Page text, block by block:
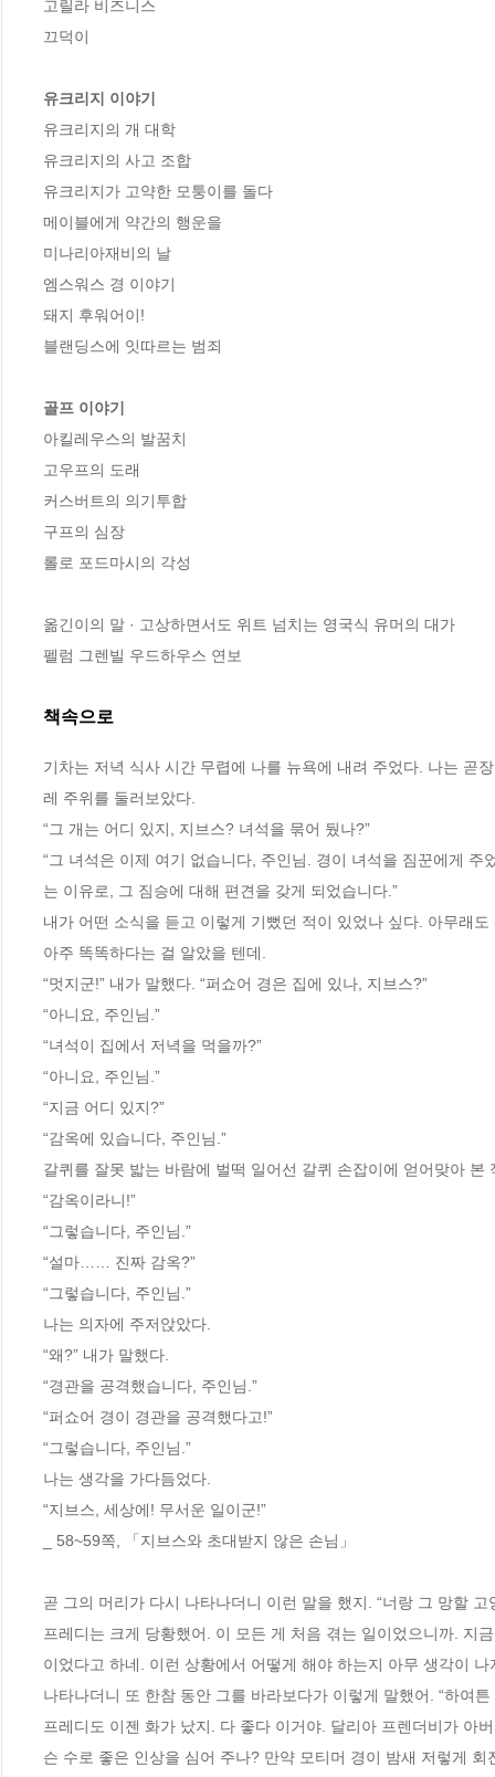
고릴라 비즈니스
끄덕이
유크리지 이야기
유크리지의 개 대학
유크리지의 사고 조합
유크리지가 고약한 모퉁이를 돌다
메이블에게 약간의 행운을
미나리아재비의 날
엠스워스 경 이야기
돼지 후워어이!
블랜딩스에 잇따르는 범죄
골프 이야기
아킬레우스의 발꿈치
고우프의 도래
커스버트의 의기투합
구프의 심장
롤로 포드마시의 각성
옮긴이의 말 · 고상하면서도 위트 넘치는 영국식 유머의 대가
펠럼 그렌빌 우드하우스 연보
책속으로
기차는 저녁 식사 시간 무렵에 나를 뉴욕에 내려 주었다. 나는 곧
레 주위를 둘러보았다.
“그 개는 어디 있지, 지브스? 녀석을 묶어 뒀나?”
“그 녀석은 이제 여기 없습니다, 주인님. 경이 녀석을 짐꾼에게
는 이유로, 그 짐승에 대해 편견을 갖게 되었습니다.”
내가 어떤 소식을 듣고 이렇게 기뻤던 적이 있었나 싶다. 아무래
아주 똑똑하다는 걸 알았을 텐데.
“멋지군!” 내가 말했다. “퍼쇼어 경은 집에 있나, 지브스?”
“아니요, 주인님.”
“녀석이 집에서 저녁을 먹을까?”
“아니요, 주인님.”
“지금 어디 있지?”
“감옥에 있습니다, 주인님.”
갈퀴를 잘못 밟는 바람에 벌떡 일어선 갈퀴 손잡이에 얻어맞아 본
“감옥이라니!”
“그렇습니다, 주인님.”
“설마…… 진짜 감옥?”
“그렇습니다, 주인님.”
나는 의자에 주저앉았다.
“왜?” 내가 말했다.
“경관을 공격했습니다, 주인님.”
“퍼쇼어 경이 경관을 공격했다고!”
“그렇습니다, 주인님.”
나는 생각을 가다듬었다.
“지브스, 세상에! 무서운 일이군!”
_ 58~59쪽, 「지브스와 초대받지 않은 손님」
곧 그의 머리가 다시 나타나더니 이런 말을 했지. “너랑 그 망할
프레디는 크게 당황했어. 이 모든 게 처음 겪는 일이었으니까. 지
이었다고 하네. 이런 상황에서 어떻게 해야 하는지 아무 생각이
나타나더니 또 한참 동안 그를 바라보다가 이렇게 말했어. “하여
프레디도 이젠 화가 났지. 다 좋다 이거야. 달리아 프렌더비가 아
슨 수로 좋은 인상을 심어 주나? 만약 모티머 경이 밤새 저렇게